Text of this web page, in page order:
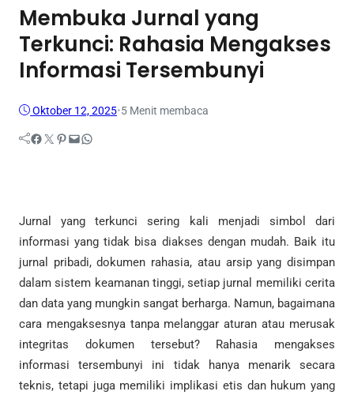
Membuka Jurnal yang
Terkunci: Rahasia Mengakses
Informasi Tersembunyi
Oktober 12, 2025•5 Menit membaca
Facebook Twitter Pinterest Mail WhatsApp
Jurnal yang terkunci sering kali menjadi simbol dari
informasi yang tidak bisa diakses dengan mudah. Baik itu
jurnal pribadi, dokumen rahasia, atau arsip yang disimpan
dalam sistem keamanan tinggi, setiap jurnal memiliki cerita
dan data yang mungkin sangat berharga. Namun, bagaimana
cara mengaksesnya tanpa melanggar aturan atau merusak
integritas dokumen tersebut? Rahasia mengakses
informasi tersembunyi ini tidak hanya menarik secara
teknis, tetapi juga memiliki implikasi etis dan hukum yang